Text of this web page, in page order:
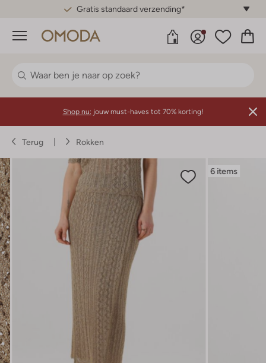
Gratis standaard verzending*
Menu
Shop nu: jouw must-haves tot 70% korting!
Terug Rokken
6 items